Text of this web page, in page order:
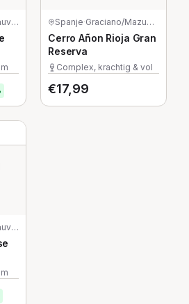
Cabernet Sauvignon/Merlot/Petit Verdot Spanje· Graciano/Mazuelo/Tempranillo
Cerro Añon Rioja Gran
Reserva
Complex, krachtig & vol
€17,99
Cabernet Sauvignon